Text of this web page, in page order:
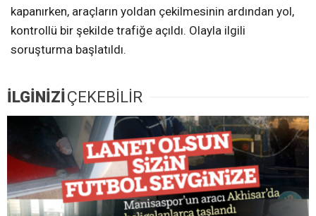
kapanırken, araçların yoldan çekilmesinin ardından yol,
kontrollü bir şekilde trafiğe açıldı. Olayla ilgili
soruşturma başlatıldı.
İLGİNİZİÇEKEBİLİR